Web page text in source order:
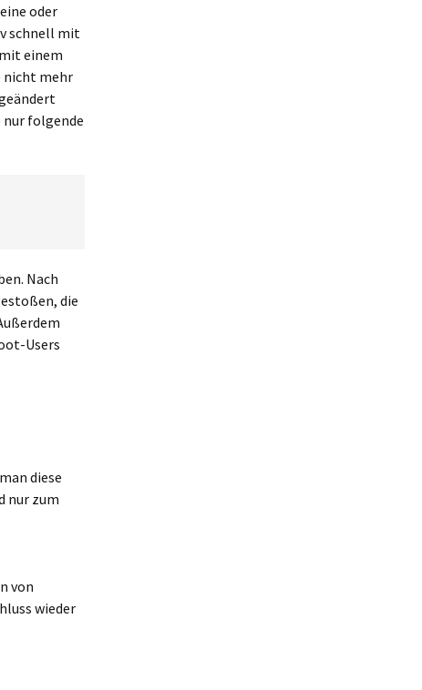
oder
schnell mit
einem
nicht mehr
folgende
Nach
die
Users
diese
nur zum
von
wieder